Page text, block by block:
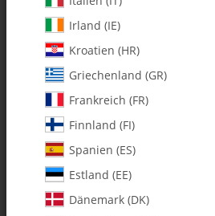
0560-1 C/F Servo
of 4
Irland (IE)
Kroatien (HR)
Griechenland (GR)
Frankreich (FR)
Finnland (FI)
Spanien (ES)
Estland (EE)
Dänemark (DK)